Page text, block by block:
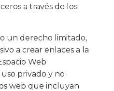
a través de los
un derecho limitado,
a crear enlaces a la
Web
privado y no
web que incluyan